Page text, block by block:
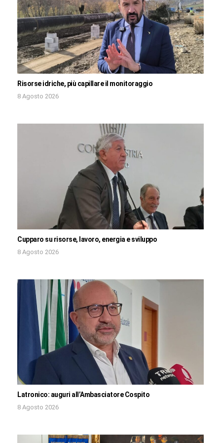
Risorse idriche, più capillare il monitoraggio
8 Agosto 2026
Cupparo su risorse, lavoro, energia e sviluppo
8 Agosto 2026
Latronico: auguri all’Ambasciatore Cospito
8 Agosto 2026